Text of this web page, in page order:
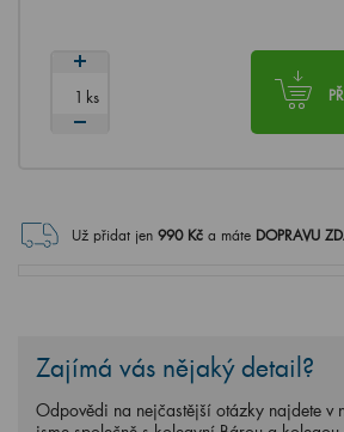
ks
Už přidat jen 990Kč a máte DOPRAVU
Zajímá vás nějaký detail?
Odpovědi na nejčastější otázky najdete v